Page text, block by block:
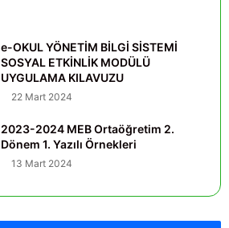
e-OKUL YÖNETİM BİLGİ SİSTEMİ
SOSYAL ETKİNLİK MODÜLÜ
UYGULAMA KILAVUZU
22 Mart 2024
2023-2024 MEB Ortaöğretim 2.
Dönem 1. Yazılı Örnekleri
13 Mart 2024